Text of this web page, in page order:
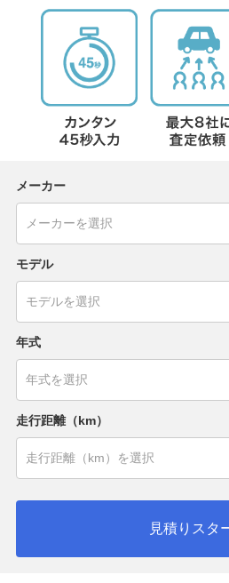
メーカー
モデル
年式
走行距離（km）
見積りスタ